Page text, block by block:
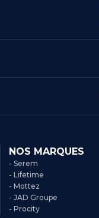
NOS MARQUES
- Serem
- Lifetime
- Mottez
- JAD Groupe
- Procity